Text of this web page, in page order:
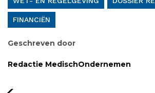
FINANCIËN
Geschreven door
Redactie MedischOndernemen